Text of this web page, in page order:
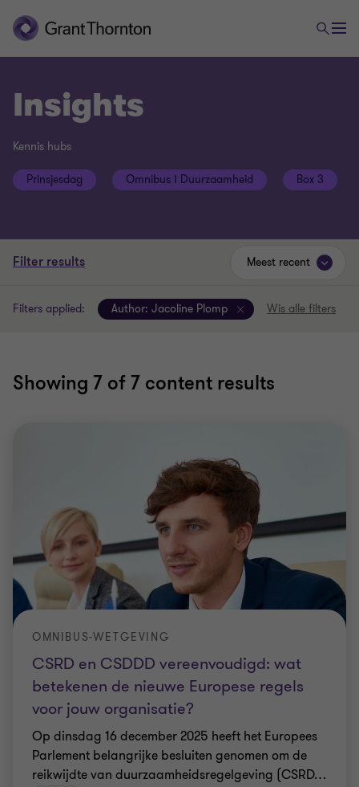
Insights
Kennis hubs
Prinsjesdag Omnibus Ⅰ Duurzaamheid Box 3
Filter results
Filters applied: Author: Jacoline Plomp Wis alle filters
Showing 7 of 7 content results
Meest recent
CSRD en CSDDD vereenvoudigd: wat
betekenen de nieuwe Europese regels
voor jouw organisatie?
OMNIBUS-WETGEVING
Op dinsdag 16 december 2025 heeft het Europees
Parlement belangrijke besluiten genomen om de
reikwijdte van duurzaamheidsregelgeving (CSRD…